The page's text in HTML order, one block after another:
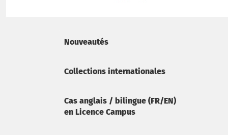
Nouveautés
Collections internationales
Cas anglais / bilingue (FR/EN)
en Licence Campus